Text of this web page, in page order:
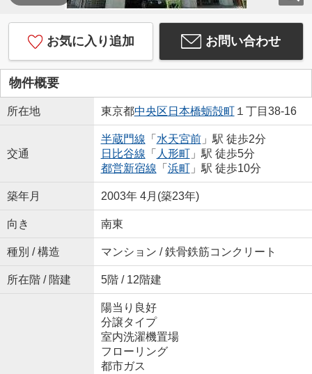
お気に入り追加 お問い合わせ
物件概要
所在地 東京都中央区 日本橋蛎殻町１丁目38-16
交通
半蔵門線 「 水天宮前」駅 徒歩2分
日比谷線 「 人形町」駅 徒歩5分
都営新宿線 「 浜町」駅 徒歩10分
築年月 2003年 4月(築23年)
向き 南東
種別 / 構造 マンション / 鉄骨鉄筋コンクリート
所在階 / 階建 5階 / 12階建
陽当り良好
分譲タイプ
室内洗濯機置場
フローリング
都市ガス